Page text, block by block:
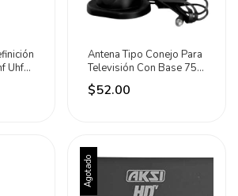
Uhf
Antena Tipo Conejo Para
Televisión Con Base 75
Ohms Hosser Negro
$52.00
Agotado